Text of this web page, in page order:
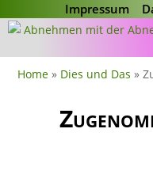
Impressum
Home » Dies und Das »